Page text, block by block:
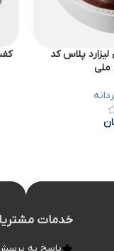
پلاس کد
خدمات
پاسخ به